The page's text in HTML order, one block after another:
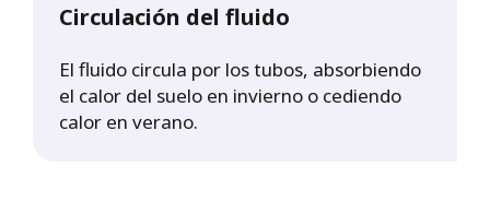
Circulación del fluido
El fluido circula por los tubos, absorbiendo
el calor del suelo en invierno o cediendo
calor en verano.